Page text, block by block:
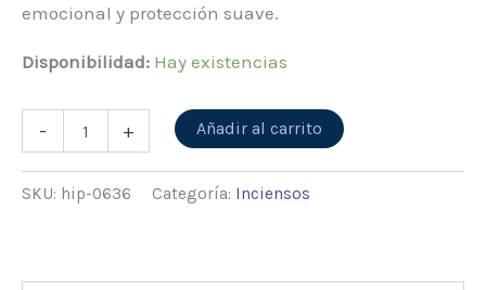
emocional y protección suave.
Disponibilidad: Hay existencias
- + Añadir al carrito
SKU: hip-0636 Categoría: Inciensos